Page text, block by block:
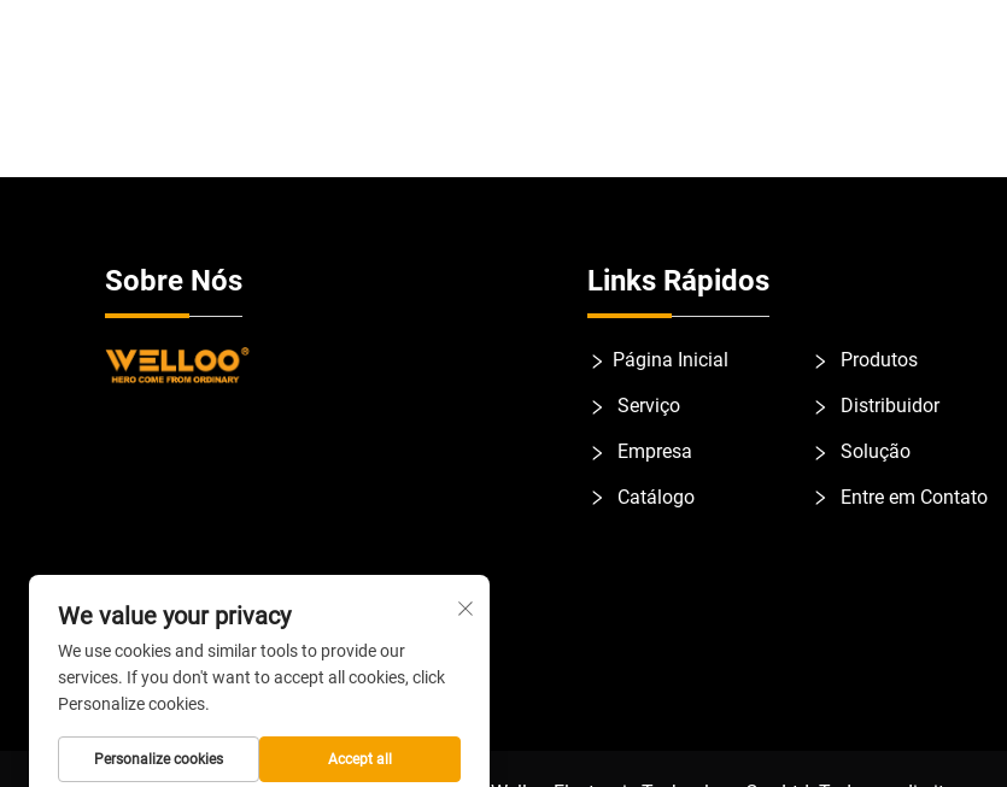
Sobre Nós Links Rápidos
Página Inicial
Produtos
Serviço
Distribuidor
Empresa
Solução
Catálogo
Entre em Contato
We value your privacy
We use cookies and similar tools to provide our
services. If you don't want to accept all cookies, click
Personalize cookies.
Personalize cookies Accept all